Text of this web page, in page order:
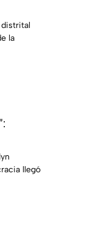
distrital
la
llegó